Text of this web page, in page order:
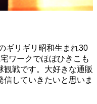
ギリギリ昭和生まれ30
ワークでほぼひきこも
観戦です。大好きな通販
していきたいと思いま